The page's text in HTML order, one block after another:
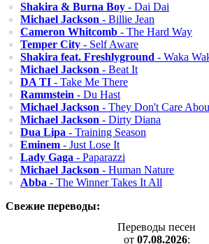
Shakira & Burna Boy - Dai Dai
Michael Jackson - Billie Jean
Cameron Whitcomb - The Hard Way
Temper City - Self Aware
Shakira feat. Freshlyground - Waka
Michael Jackson - Beat It
DA TI - Take Me There
Rammstein - Du Hast
Michael Jackson - They Don't Care
Michael Jackson - Dirty Diana
Dua Lipa - Training Season
Eminem - Just Lose It
Lady Gaga - Paparazzi
Michael Jackson - Human Nature
Abba - The Winner Takes It All
Свежие переводы:
Переводы песен
от 07.08.2026: